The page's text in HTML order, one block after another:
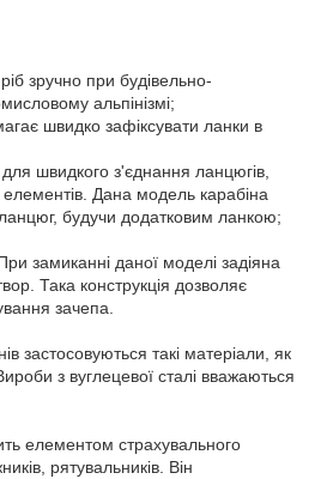
зручно при будівельно-
альпінізмі;
швидко зафіксувати ланки в
для швидкого з'єднання ланцюгів,
елементів. Дана модель карабіна
будучи додатковим ланкою;
замиканні даної моделі задіяна
Така конструкція дозволяє
зачепа.
застосовуються такі матеріали, як
з вуглецевої сталі вважаються
елементом страхувального
рятувальників. Він